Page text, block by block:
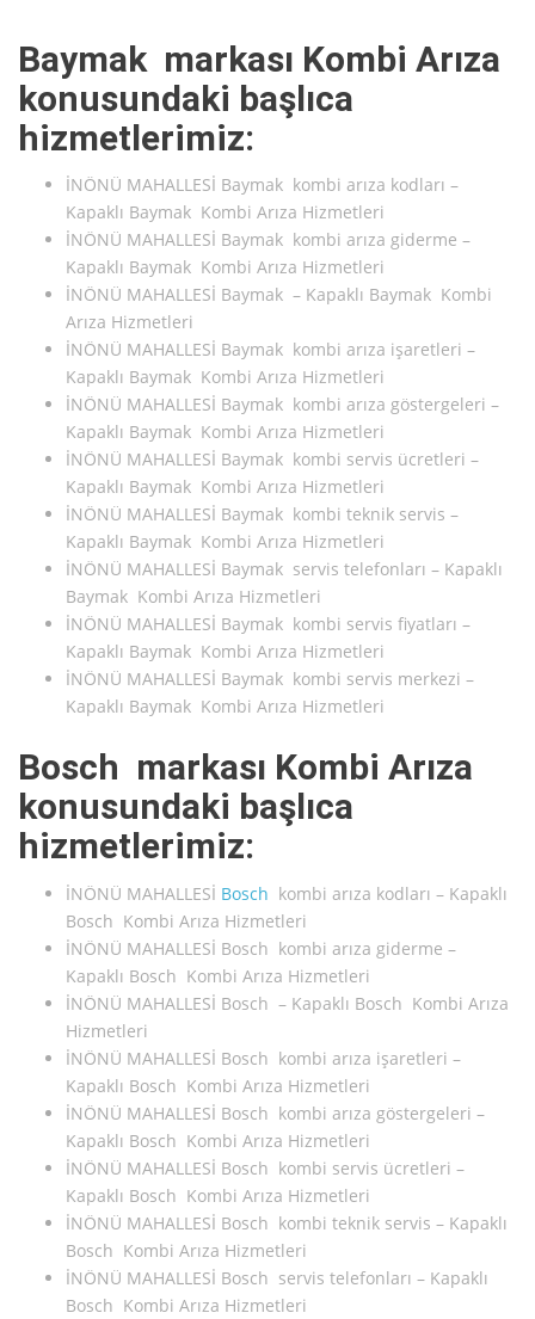
Baymak markası Kombi Arıza
konusundaki başlıca
hizmetlerimiz:
İNÖNÜ MAHALLESİ Baymak kombi arıza kodları –
Kapaklı Baymak Kombi Arıza Hizmetleri
İNÖNÜ MAHALLESİ Baymak kombi arıza giderme –
Kapaklı Baymak Kombi Arıza Hizmetleri
İNÖNÜ MAHALLESİ Baymak – Kapaklı Baymak Kombi
Arıza Hizmetleri
İNÖNÜ MAHALLESİ Baymak kombi arıza işaretleri –
Kapaklı Baymak Kombi Arıza Hizmetleri
İNÖNÜ MAHALLESİ Baymak kombi arıza göstergeleri –
Kapaklı Baymak Kombi Arıza Hizmetleri
İNÖNÜ MAHALLESİ Baymak kombi servis ücretleri –
Kapaklı Baymak Kombi Arıza Hizmetleri
İNÖNÜ MAHALLESİ Baymak kombi teknik servis –
Kapaklı Baymak Kombi Arıza Hizmetleri
İNÖNÜ MAHALLESİ Baymak servis telefonları – Kapaklı
Baymak Kombi Arıza Hizmetleri
İNÖNÜ MAHALLESİ Baymak kombi servis fiyatları –
Kapaklı Baymak Kombi Arıza Hizmetleri
İNÖNÜ MAHALLESİ Baymak kombi servis merkezi –
Kapaklı Baymak Kombi Arıza Hizmetleri
Bosch markası Kombi Arıza
konusundaki başlıca
hizmetlerimiz:
İNÖNÜ MAHALLESİ Bosch kombi arıza kodları – Kapaklı
Bosch Kombi Arıza Hizmetleri
İNÖNÜ MAHALLESİ Bosch kombi arıza giderme –
Kapaklı Bosch Kombi Arıza Hizmetleri
İNÖNÜ MAHALLESİ Bosch – Kapaklı Bosch Kombi Arıza
Hizmetleri
İNÖNÜ MAHALLESİ Bosch kombi arıza işaretleri –
Kapaklı Bosch Kombi Arıza Hizmetleri
İNÖNÜ MAHALLESİ Bosch kombi arıza göstergeleri –
Kapaklı Bosch Kombi Arıza Hizmetleri
İNÖNÜ MAHALLESİ Bosch kombi servis ücretleri –
Kapaklı Bosch Kombi Arıza Hizmetleri
İNÖNÜ MAHALLESİ Bosch kombi teknik servis – Kapaklı
Bosch Kombi Arıza Hizmetleri
İNÖNÜ MAHALLESİ Bosch servis telefonları – Kapaklı
Bosch Kombi Arıza Hizmetleri